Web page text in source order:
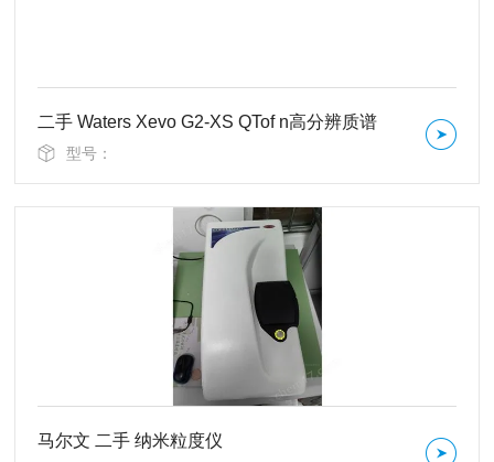
二手 Waters Xevo G2-XS QTof n高分辨质谱
型号：
马尔文 二手 纳米粒度仪